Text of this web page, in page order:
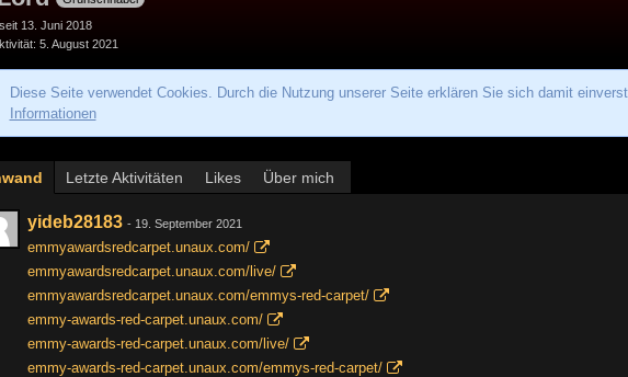
13. Juni 2018
5. August 2021
Diese Seite verwendet Cookies. Durch die Nutzung unserer Seite erklären Sie sich damit
Informationen
Letzte Aktivitäten Likes Über mich
yideb28183 - 19. September 2021
emmyawardsredcarpet.unaux.com/
emmyawardsredcarpet.unaux.com/live/
emmyawardsredcarpet.unaux.com/emmys-red-carpet/
emmy-awards-red-carpet.unaux.com/
emmy-awards-red-carpet.unaux.com/live/
emmy-awards-red-carpet.unaux.com/emmys-red-carpet/